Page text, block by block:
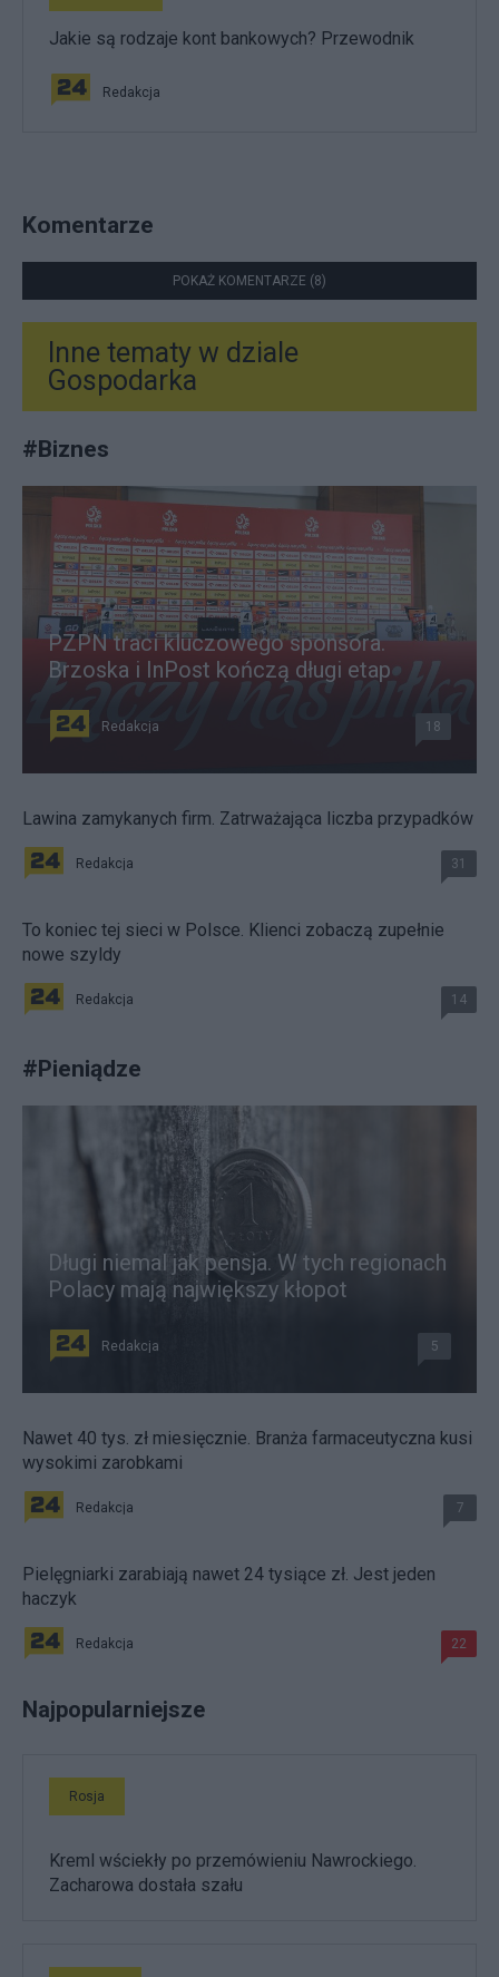
Jakie są rodzaje kont bankowych? Przewodnik
Redakcja
Komentarze
POKAŻ KOMENTARZE (8)
Inne tematy w dziale
Gospodarka
#Biznes
PZPN traci kluczowego sponsora.
Brzoska i InPost kończą długi etap
Redakcja 18
Lawina zamykanych firm. Zatrważająca liczba przypadków
Redakcja 31
To koniec tej sieci w Polsce. Klienci zobaczą zupełnie
nowe szyldy
Redakcja 14
#Pieniądze
Długi niemal jak pensja. W tych regionach
Polacy mają największy kłopot
Redakcja 5
Nawet 40 tys. zł miesięcznie. Branża farmaceutyczna kusi
wysokimi zarobkami
Redakcja 7
Pielęgniarki zarabiają nawet 24 tysiące zł. Jest jeden
haczyk
Redakcja 22
Najpopularniejsze
Rosja
Kreml wściekły po przemówieniu Nawrockiego.
Zacharowa dostała szału